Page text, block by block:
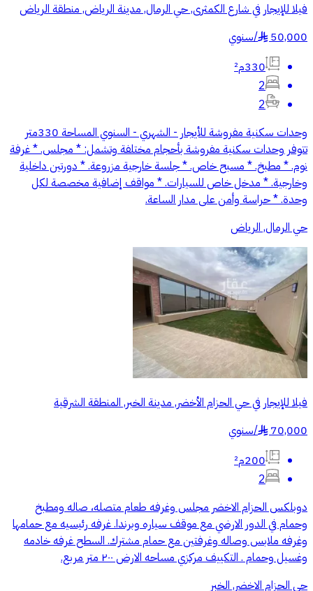
فيلا للإيجار في شارع الكمثرى, حي الرمال, مدينة الرياض, منطقة الرياض
50,000
§
/سنوي
330م²
2
2
وحدات سكنية مفروشة للأيجار - الشهري - السنوي المساحة 330متر
تتوفر وحدات سكنية مفروشة بأحجام مختلفة وتشمل: * مجلس. * غرفة
نوم. * مطبخ. * مسبح خاص. * جلسة خارجية مزروعة. * دورتين داخلية
وخارجية. * مدخل خاص للسيارات. * مواقف إضافية مخصصة لكل
وحدة. * حراسة وأمن على مدار الساعة.
حي الرمال, الرياض
فيلا للإيجار في حي الحزام الأخضر, مدينة الخبر, المنطقة الشرقية
70,000
§
/سنوي
200م²
2
دوبلكس الحزام الاخضر مجلس وغرفه طعام متصله، صاله ومطبخ
وحمام في الدور الارضي مع موقف سياره وبرندا. غرفه رئيسيه مع حمامها
وغرفه ملابس وصاله وغرفتين مع حمام مشترك. السطح غرفه خادمه
وغسيل وحمام . التكييف مركزي مساحه الارض ٢٠٠ متر مربع.
حي الحزام الاخضر, الخبر